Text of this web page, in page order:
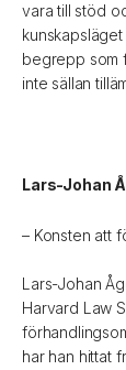
vara till stöd
begrepp som
inte sällan
Lars-Johan
– Konsten att
Lars-Johan
Harvard Law
har han hittat